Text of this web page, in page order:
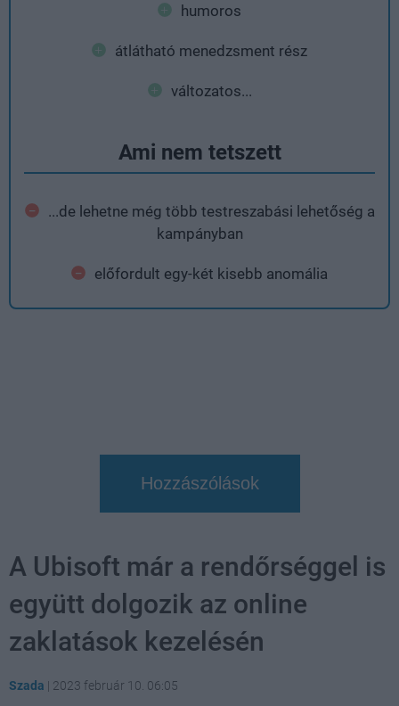
humoros
átlátható menedzsment rész
változatos...
Ami nem tetszett
...de lehetne még több testreszabási lehetőség a
kampányban
előfordult egy-két kisebb anomália
Hozzászólások
A Ubisoft már a rendőrséggel is
együtt dolgozik az online
zaklatások kezelésén
Szada | 2023 február 10. 06:05